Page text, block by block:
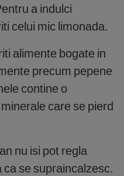
a indulci
celui mic limonada.
alimente bogate in
precum pepene
contine o
care se pierd
nu isi pot regla
se supraincalzesc.